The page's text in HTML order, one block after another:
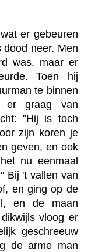
er gebeuren
neer. Men
was, maar er
Toen hij
te binnen
er graag van
"Hij is toch
zijn koren je
geven, en ook
nu eenmaal
Bij 't vallen van
en ging op de
en de maan
vloog er
geschreeuw
de arme man